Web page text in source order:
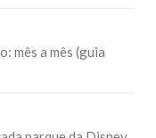
mês a mês (guia